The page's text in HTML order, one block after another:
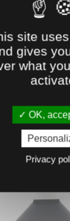
BENTO+
d'origine
de smectite
11. € HT
site
gives
what
OK,
Privacy